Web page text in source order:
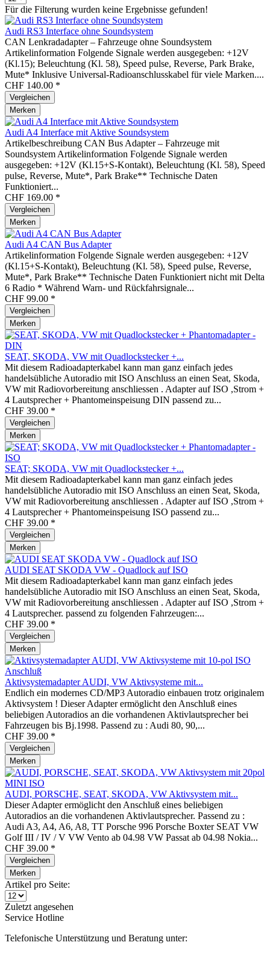
Für die Filterung wurden keine Ergebnisse gefunden!
Audi RS3 Interface ohne Soundsystem
CAN Lenkradadapter – Fahrzeuge ohne Soundsystem
Artikelinformation Folgende Signale werden ausgegeben: +12V
(Kl.15); Beleuchtung (Kl. 58), Speed pulse, Reverse, Park Brake,
Mute* Inklusive Universal-Radioanschlusskabel für viele Marken....
CHF 140.00 *
Vergleichen
Merken
Audi A4 Interface mit Aktive Soundsystem
Artikelbeschreibung CAN Bus Adapter – Fahrzeuge mit
Soundsystem Artikelinformation Folgende Signale werden
ausgegeben: +12V (Kl.15+S-Kontakt), Beleuchtung (Kl. 58), Speed
pulse, Reverse, Mute*, Park Brake** Technische Daten
Funktioniert...
CHF 169.00 *
Vergleichen
Merken
Audi A4 CAN Bus Adapter
Artikelinformation Folgende Signale werden ausgegeben: +12V
(Kl.15+S-Kontakt), Beleuchtung (Kl. 58), Speed pulse, Reverse,
Mute*, Park Brake** Technische Daten Funktioniert nicht mit Delta
6 Radio * Während Warn- und Rückfahrsignale...
CHF 99.00 *
Vergleichen
Merken
SEAT, SKODA, VW mit Quadlockstecker +...
Mit diesem Radioadapterkabel kann man ganz einfach jedes
handelsübliche Autoradio mit ISO Anschluss an einen Seat, Skoda,
VW mit Radiovorbereitung anschliessen . Adapter auf ISO ,Strom +
4 Lautsprecher + Phantomeinspeisung DIN passend zu...
CHF 39.00 *
Vergleichen
Merken
SEAT; SKODA, VW mit Quadlockstecker +...
Mit diesem Radioadapterkabel kann man ganz einfach jedes
handelsübliche Autoradio mit ISO Anschluss an einen Seat, Skoda,
VW mit Radiovorbereitung anschliessen . Adapter auf ISO ,Strom +
4 Lautsprecher + Phantomeinspeisung ISO passend zu...
CHF 39.00 *
Vergleichen
Merken
AUDI SEAT SKODA VW - Quadlock auf ISO
Mit diesem Radioadapterkabel kann man ganz einfach jedes
handelsübliche Autoradio mit ISO Anschluss an einen Seat, Skoda,
VW mit Radiovorbereitung anschliessen . Adapter auf ISO ,Strom +
4 Lautsprecher. passend zu folgenden Fahrzeugen:...
CHF 39.00 *
Vergleichen
Merken
Aktivsystemadapter AUDI, VW Aktivsysteme mit...
Endlich ein modernes CD/MP3 Autoradio einbauen trotz originalem
Aktivsystem ! Dieser Adapter ermöglicht den Anschluß eines
beliebigen Autoradios an die vorhandenen Aktivlautsprecher bei
Fahrzeugen bis Bj.1998. Passend zu : Audi 80, 90,...
CHF 39.00 *
Vergleichen
Merken
AUDI, PORSCHE, SEAT, SKODA, VW Aktivsystem mit...
Dieser Adapter ermöglicht den Anschluß eines beliebigen
Autoradios an die vorhandenen Aktivlautsprecher. Passend zu :
Audi A3, A4, A6, A8, TT Porsche 996 Porsche Boxter SEAT VW
Golf III / IV / V VW Vento ab 04.98 VW Passat ab 04.98 Nokia...
CHF 39.00 *
Vergleichen
Merken
Artikel pro Seite:
Zuletzt angesehen
Service Hotline
Telefonische Unterstützung und Beratung unter: